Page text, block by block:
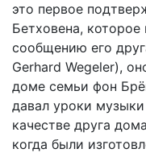
это первое
Бетховена,
сообщению его
Gerhard Wegeler),
доме семьи фон
давал уроки
качестве друга
когда были